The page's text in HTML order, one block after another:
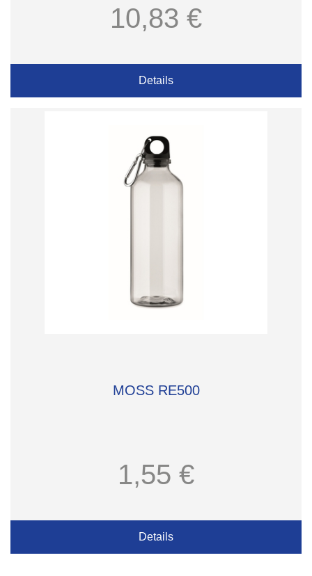
10,83 €
Details
MOSS RE500
1,55 €
Details